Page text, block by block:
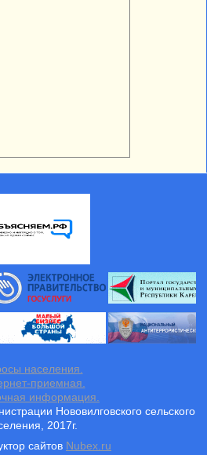
населения.
приемная.
информация.
Нововилговского сельского
2017г.
сайтов Nubex.ru